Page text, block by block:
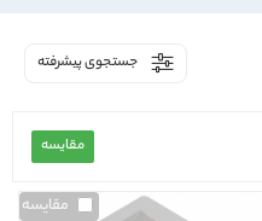
جستجوی پیشرفته
مقایسه